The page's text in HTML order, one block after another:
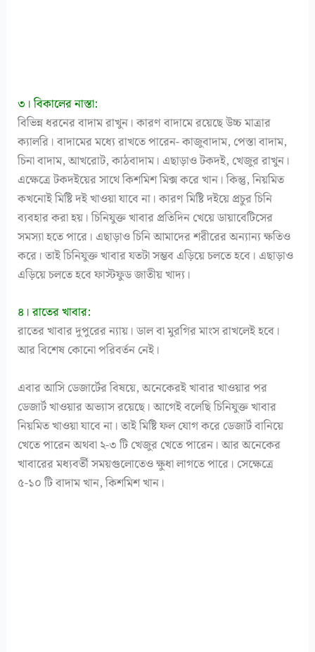
৩। বিকালের নাস্তা:
বিভিন্ন ধরনের বাদাম রাখুন। কারণ বাদামে রয়েছে উচ্চ মাত্রার
ক্যালরি। বাদামের মধ্যে রাখতে পারেন- কাজুবাদাম, পেস্তা বাদাম,
চিনা বাদাম, আখরোট, কাঠবাদাম। এছাড়াও টকদই, খেজুর রাখুন।
এক্ষেত্রে টকদইয়ের সাথে কিশমিশ মিক্স করে খান। কিন্তু, নিয়মিত
কখনোই মিষ্টি দই খাওয়া যাবে না। কারণ মিষ্টি দইয়ে প্রচুর চিনি
ব্যবহার করা হয়। চিনিযুক্ত খাবার প্রতিদিন খেয়ে ডায়াবেটিসের
সমস্যা হতে পারে। এছাড়াও চিনি আমাদের শরীরের অন্যান্য ক্ষতিও
করে। তাই চিনিযুক্ত খাবার যতটা সম্ভব এড়িয়ে চলতে হবে। এছাড়াও
এড়িয়ে চলতে হবে ফাস্টফুড জাতীয় খাদ্য।
৪। রাতের খাবার:
রাতের খাবার দুপুরের ন্যায়। ডাল বা মুরগির মাংস রাখলেই হবে।
আর বিশেষ কোনো পরিবর্তন নেই।
এবার আসি ডেজার্টের বিষয়ে, অনেকেরই খাবার খাওয়ার পর
ডেজার্ট খাওয়ার অভ্যাস রয়েছে। আগেই বলেছি চিনিযুক্ত খাবার
নিয়মিত খাওয়া যাবে না। তাই মিষ্টি ফল যোগ করে ডেজার্ট বানিয়ে
খেতে পারেন অথবা ২-৩ টি খেজুর খেতে পারেন। আর অনেকের
খাবারের মধ্যবর্তী সময়গুলোতেও ক্ষুধা লাগতে পারে। সেক্ষেত্রে
৫-১০ টি বাদাম খান, কিশমিশ খান।